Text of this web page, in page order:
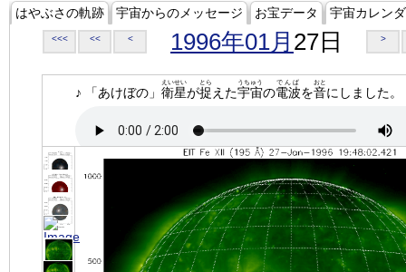
はやぶさの軌跡 宇宙からのメッセージ お宝データ 宇宙カレン
<<< << < 1996年01月 27日 >
♪ 「あけぼの」 衛星
えいせい
が捉
とら
えた宇宙
うちゅう
の電波
でんぱ
を音
おと
にしました。